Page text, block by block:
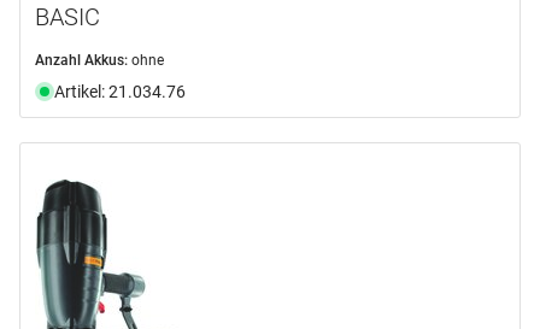
BASIC
Anzahl Akkus: ohne
Artikel: 21.034.76